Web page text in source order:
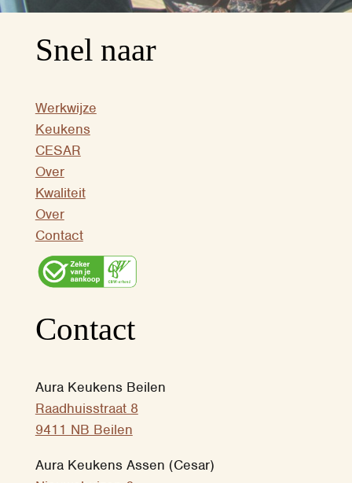
Snel naar
Werkwijze
Keukens
CESAR
Over
Kwaliteit
Over
Contact
Contact
Aura Keukens Beilen
Raadhuisstraat 8
9411 NB Beilen
Aura Keukens Assen (Cesar)